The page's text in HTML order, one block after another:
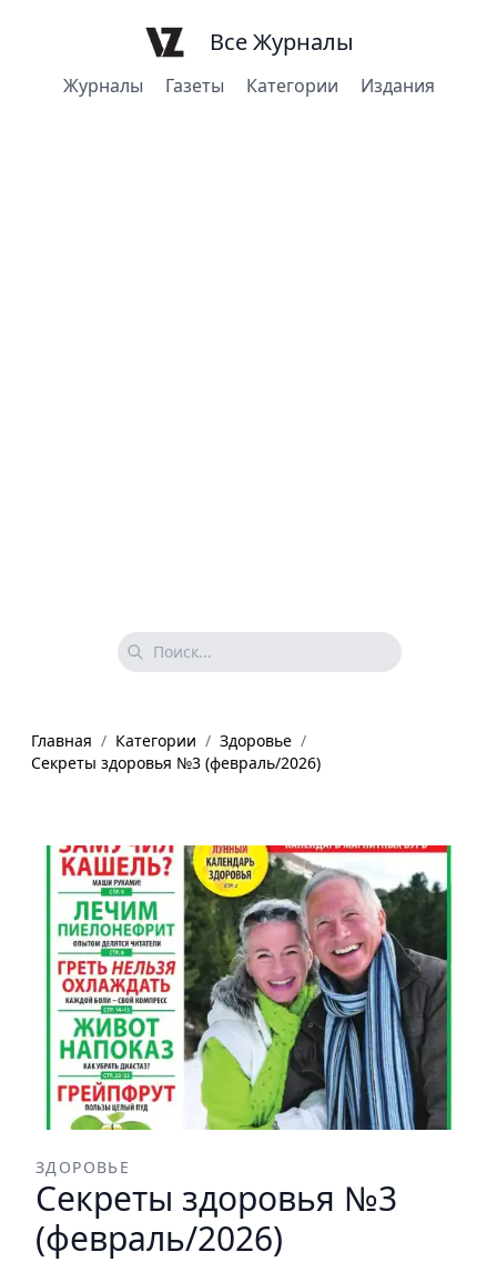
Журналы Газеты Категории Издания
Все Журналы
Главная / Категории / Здоровье /
Секреты здоровья №3 (февраль/2026)
ЗДОРОВЬЕ
Секреты здоровья №3
(февраль/2026)